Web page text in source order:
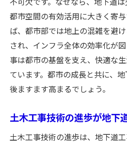
順打ち逆打ち工法の基
土木工事で選ばれる順
逆打ち工法が土木工
土木工事の現場で使わ
順打ち逆打ち工法の違
解説
土木工事における地下道の
地下道工事と土木工事
都市空間の有効活用に大きく寄
ば、都市部では地上の混雑を避
され、インフラ全体の効率化が
事は都市の基盤を支え、快適な
ています。都市の成長と共に、
後ますます高まるでしょう。
土木工事技術の進歩が地下
土木工事技術の進歩は、地下道